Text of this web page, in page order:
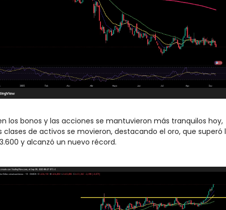
los bonos y las acciones se mantuvieron más tranquilos hoy,
clases de activos se movieron, destacando el oro, que superó
3.600 y alcanzó un nuevo récord.